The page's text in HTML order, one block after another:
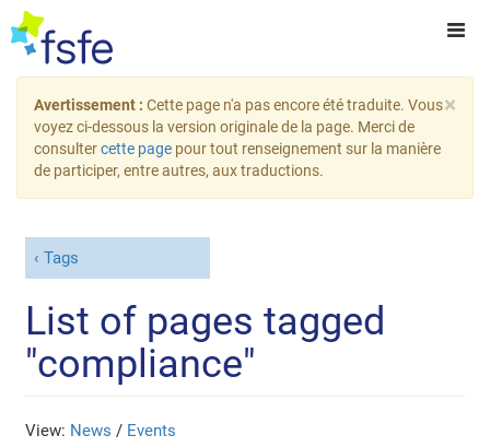
×
Avertissement : Cette page n'a pas encore été traduite. Vous
voyez ci-dessous la version originale de la page. Merci de
consultercette page pour tout renseignement sur la manière
de participer, entre autres, aux traductions.
Tags
List of pages tagged
"compliance"
View: News / Events